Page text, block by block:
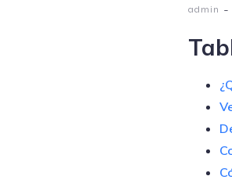
admin -